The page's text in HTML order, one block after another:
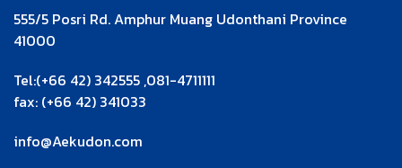
555/5 Posri Rd. Amphur Muang Udonthani Province
41000
Tel:(+66 42) 342555 ,081-4711111
fax: (+66 42) 341033
info@Aekudon.com